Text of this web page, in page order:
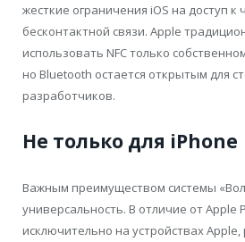
жесткие ограничения iOS на доступ к
бесконтактной связи. Apple
использовать NFC только
но Bluetooth остается открытым для
разработчиков.
Не только для iPhone
Важным преимуществом системы
универсальность. В отличие от Apple
исключительно на устройствах Apple,